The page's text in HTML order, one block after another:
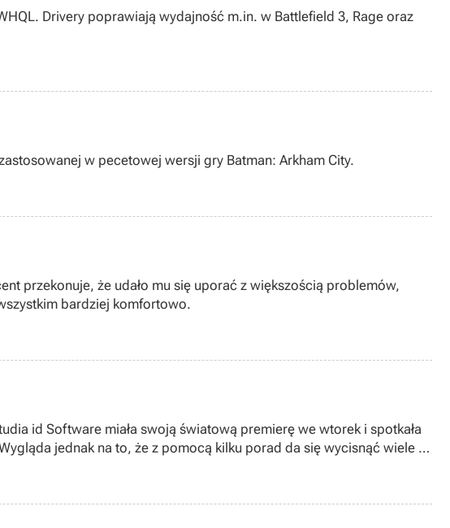
Drivery poprawiają wydajność m.in. w Battlefield 3, Rage oraz
w pecetowej wersji gry Batman: Arkham City.
przekonuje, że udało mu się uporać z większością problemów,
bardziej komfortowo.
id Software miała swoją światową premierę we wtorek i spotkała
jednak na to, że z pomocą kilku porad da się wycisnąć wiele z